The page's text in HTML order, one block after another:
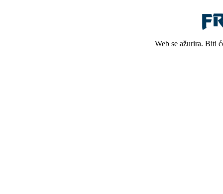
Web se ažurira. Biti